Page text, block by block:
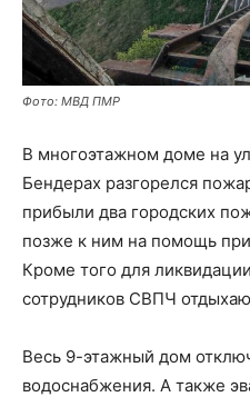
Фото: МВД ПМР
В многоэтажном доме на
Бендерах разгорелся
прибыли два городских
позже к ним на помощь
Кроме того для
сотрудников СВПЧ
Весь 9-этажный дом
водоснабжения. А также